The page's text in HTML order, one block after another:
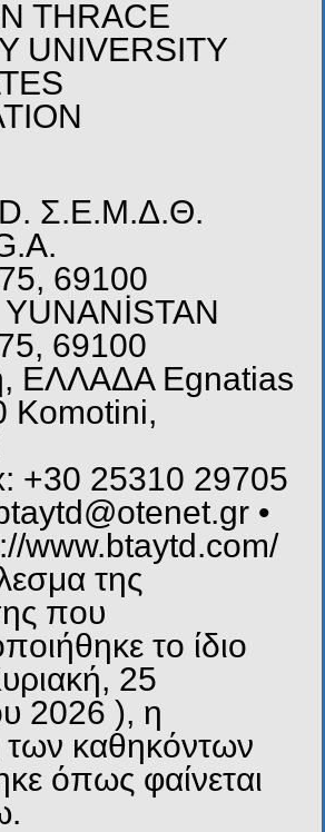
THRACE
UNIVERSITY
Σ.Ε.Μ.Δ.Θ.
69100
69100
ΕΛΛΑΔΑ Egnatias
Komotini,
+30 25310 29705
•
www.btaytd.com/
της
που
το ίδιο
25
2026 ), η
των καθηκόντων
όπως φαίνεται